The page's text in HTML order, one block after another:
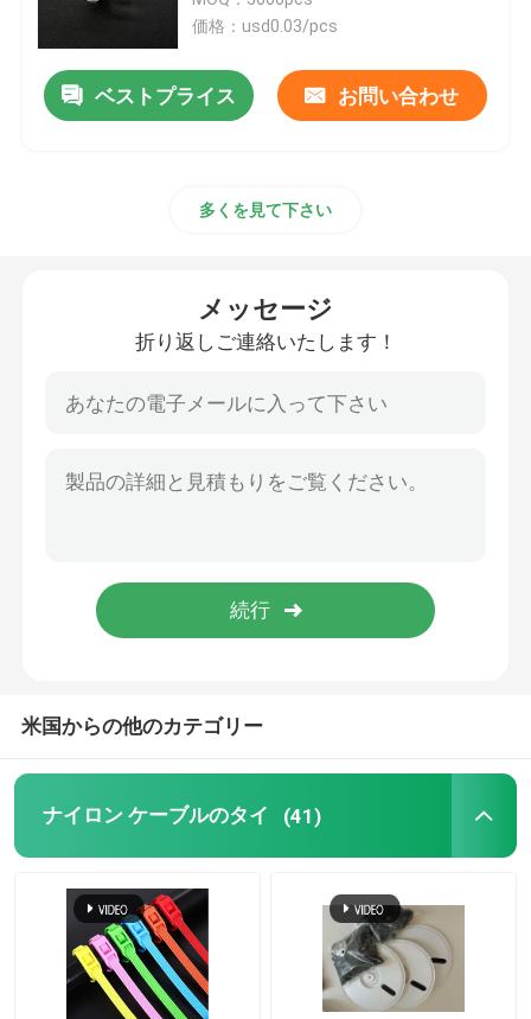
太陽電池パネルのコネクター
価格：usd0.03/pcs
ベストプライス お問い合わせ
多くを見て下さい
メッセージ
折り返しご連絡いたします！
米国からの他のカテゴリー
ナイロン ケーブルのタイ (41)